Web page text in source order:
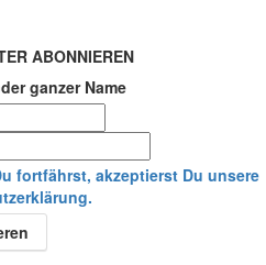
ABONNIEREN
ganzer Name
fortfährst, akzeptierst Du unsere